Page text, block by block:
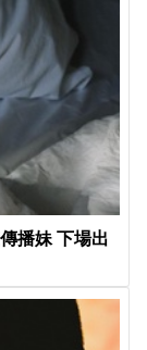
播妹 下場出